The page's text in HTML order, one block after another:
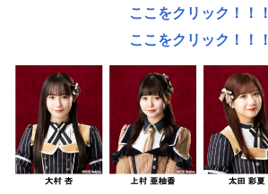
ここをクリック！！！
ここをクリック！！！